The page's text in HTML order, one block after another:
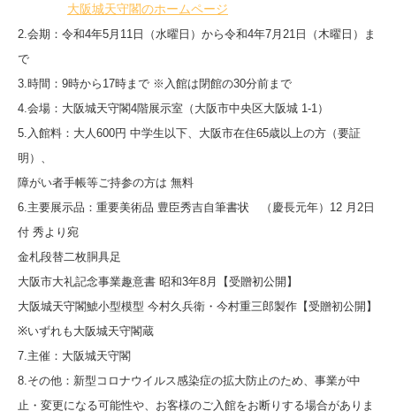
大阪城天守閣のホームページ
2.会期：令和4年5月11日（水曜日）から令和4年7月21日（木曜日）ま
で
3.時間：9時から17時まで ※入館は閉館の30分前まで
4.会場：大阪城天守閣4階展示室（大阪市中央区大阪城 1-1）
5.入館料：大人600円 中学生以下、大阪市在住65歳以上の方（要証
明）、
障がい者手帳等ご持参の方は 無料
6.主要展示品：重要美術品 豊臣秀吉自筆書状 （慶長元年）12 月2日
付 秀より宛
金札段替二枚胴具足
大阪市大礼記念事業趣意書 昭和3年8月【受贈初公開】
大阪城天守閣鯱小型模型 今村久兵衛・今村重三郎製作【受贈初公開】
※いずれも大阪城天守閣蔵
7.主催：大阪城天守閣
8.その他：新型コロナウイルス感染症の拡大防止のため、事業が中
止・変更になる可能性や、お客様のご入館をお断りする場合がありま